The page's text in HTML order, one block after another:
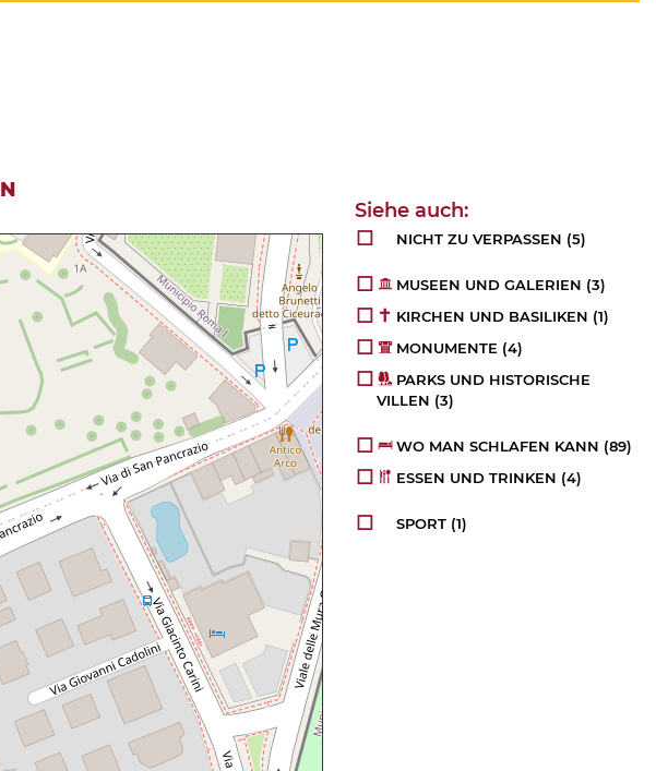
NICHT ZU VERPASSEN (5)
MUSEEN UND GALERIEN (3)
KIRCHEN UND BASILIKEN (1)
MONUMENTE (4)
PARKS UND HISTORISCHE
VILLEN (3)
WO MAN SCHLAFEN KANN (89)
ESSEN UND TRINKEN (4)
SPORT (1)